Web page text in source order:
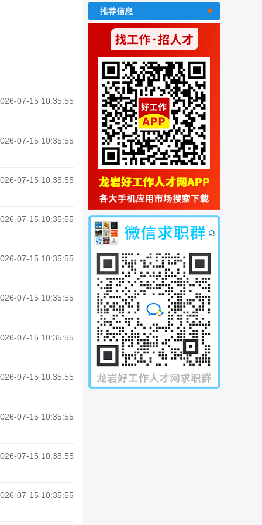
07-15 10:35:55
07-15 10:35:55
07-15 10:35:55
07-15 10:35:55
07-15 10:35:55
07-15 10:35:55
07-15 10:35:55
07-15 10:35:55
07-15 10:35:55
07-15 10:35:55
07-15 10:35:55
推荐信息